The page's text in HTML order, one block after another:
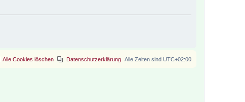
Alle Zeiten sind UTC+02:00
Datenschutzerklärung
Alle Cookies löschen